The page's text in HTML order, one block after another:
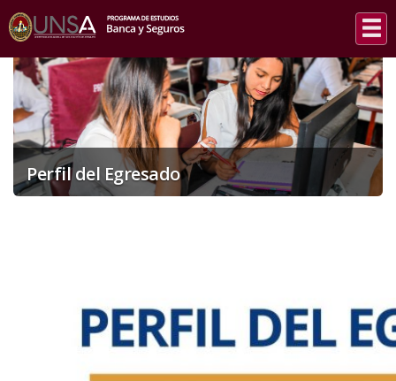
INICIO PERFIL DEL EGRESADO
Perfil del Egresado